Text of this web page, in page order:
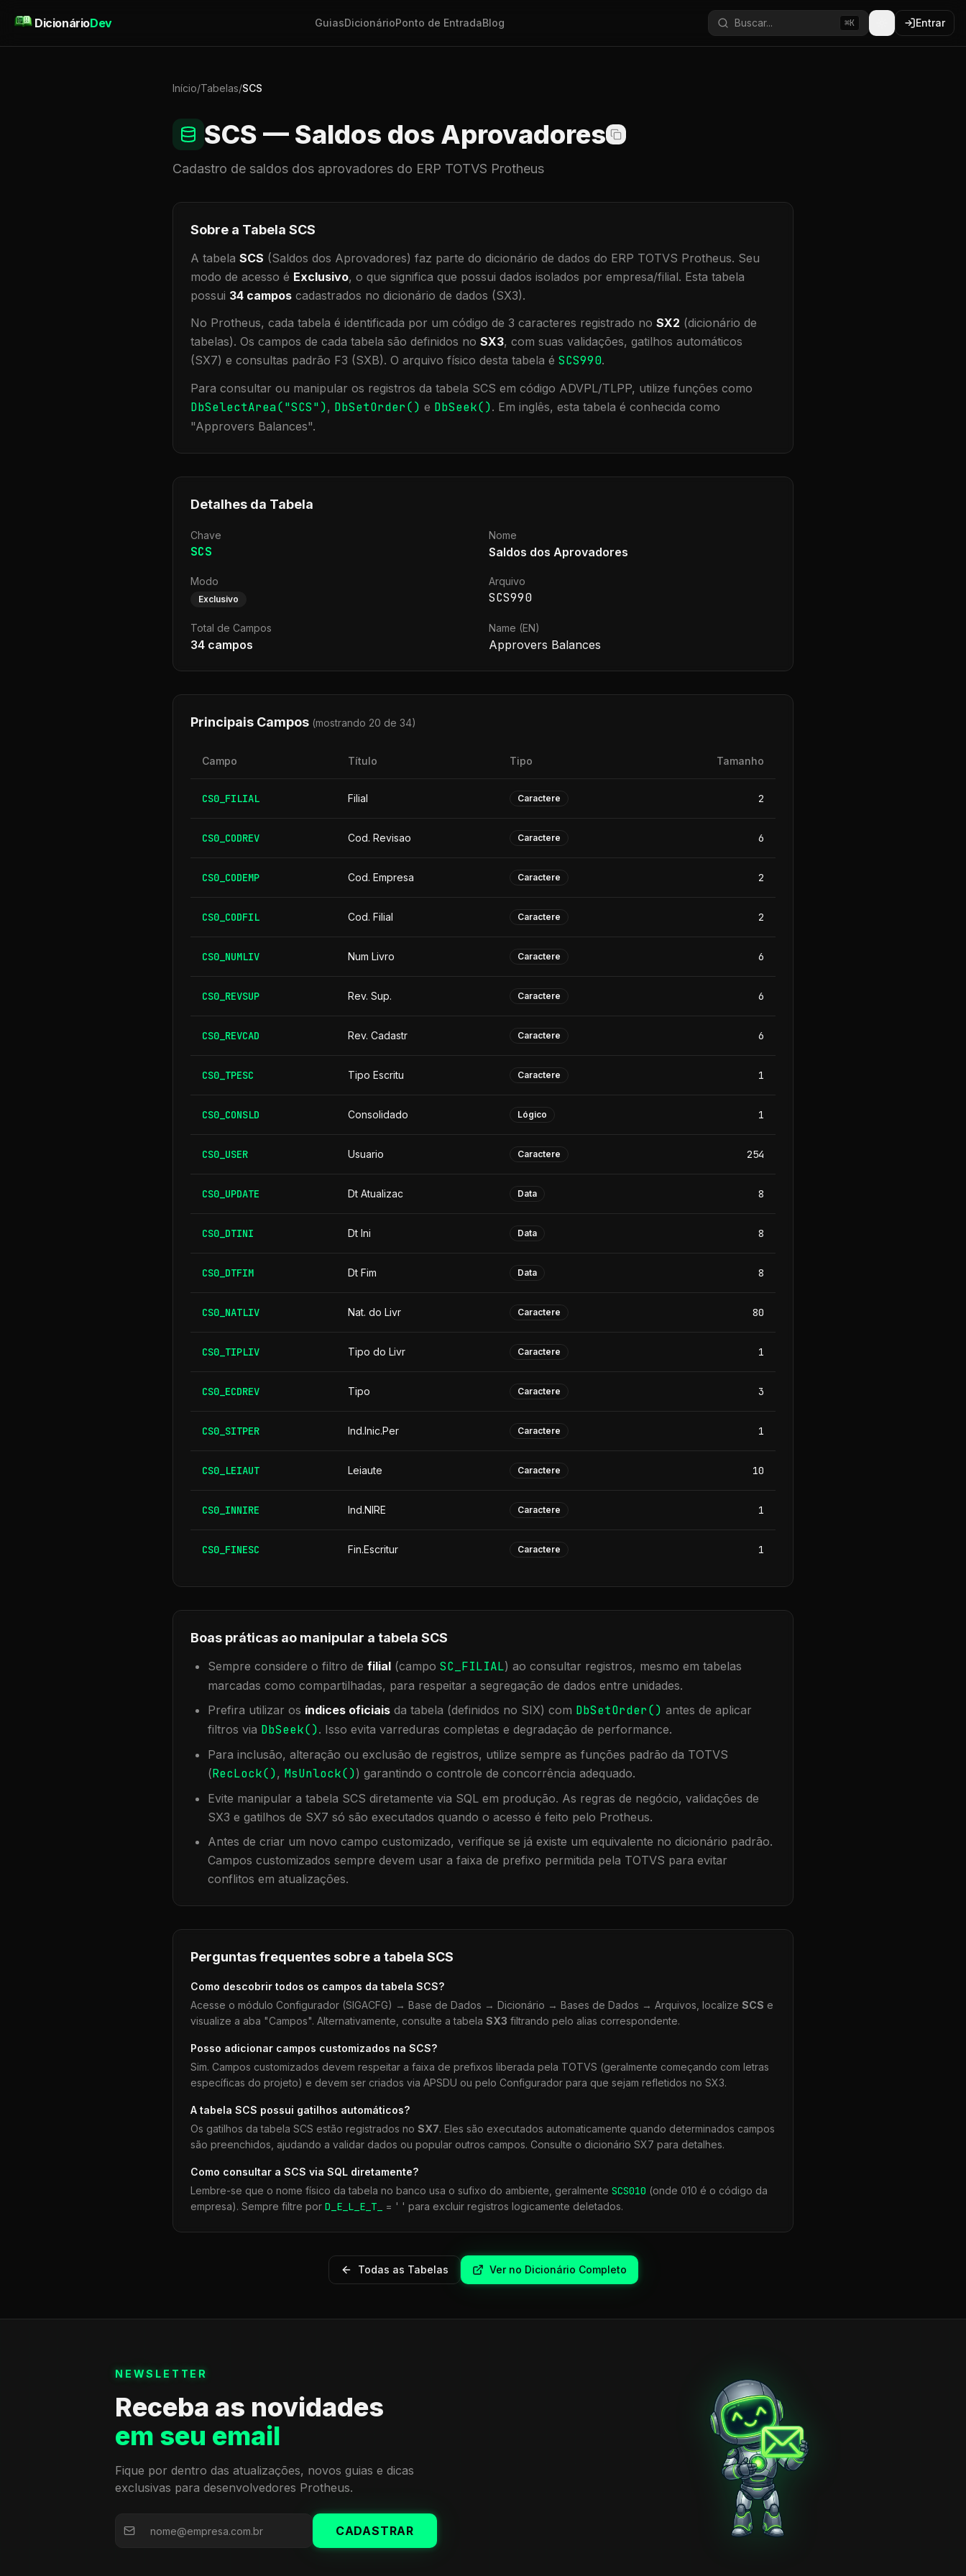
DicionárioDev GuiasDicionárioPonto de EntradaBlog Buscar... ⌘K Entrar
Início/Tabelas/SCS
SCS — Saldos dos Aprovadores
Cadastro de saldos dos aprovadores do ERP TOTVS Protheus
Sobre a Tabela SCS
A tabela SCS (Saldos dos Aprovadores) faz parte do dicionário de dados do ERP TOTVS Protheus. Seu
modo de acesso é Exclusivo, o que significa que possui dados isolados por empresa/filial. Esta tabela
possui 34 campos cadastrados no dicionário de dados (SX3).
No Protheus, cada tabela é identificada por um código de 3 caracteres registrado no SX2 (dicionário de
tabelas). Os campos de cada tabela são definidos no SX3, com suas validações, gatilhos automáticos
(SX7) e consultas padrão F3 (SXB). O arquivo físico desta tabela é SCS990.
Para consultar ou manipular os registros da tabela SCS em código ADVPL/TLPP, utilize funções como
DbSelectArea("SCS"), DbSetOrder() e DbSeek(). Em inglês, esta tabela é conhecida como
"Approvers Balances".
Detalhes da Tabela
Chave
SCS
Nome
Saldos dos Aprovadores
Modo
Exclusivo
Arquivo
SCS990
Total de Campos
34 campos
Name (EN)
Approvers Balances
Principais Campos (mostrando 20 de 34)
Campo Título Tipo Tamanho
CS0_FILIAL Filial Caractere 2
CS0_CODREV Cod. Revisao Caractere 6
CS0_CODEMP Cod. Empresa Caractere 2
CS0_CODFIL Cod. Filial Caractere 2
CS0_NUMLIV Num Livro Caractere 6
CS0_REVSUP Rev. Sup. Caractere 6
CS0_REVCAD Rev. Cadastr Caractere 6
CS0_TPESC Tipo Escritu Caractere 1
CS0_CONSLD Consolidado Lógico 1
CS0_USER Usuario Caractere 254
CS0_UPDATE Dt Atualizac Data 8
CS0_DTINI Dt Ini Data 8
CS0_DTFIM Dt Fim Data 8
CS0_NATLIV Nat. do Livr Caractere 80
CS0_TIPLIV Tipo do Livr Caractere 1
CS0_ECDREV Tipo Caractere 3
CS0_SITPER Ind.Inic.Per Caractere 1
CS0_LEIAUT Leiaute Caractere 10
CS0_INNIRE Ind.NIRE Caractere 1
CS0_FINESC Fin.Escritur Caractere 1
Boas práticas ao manipular a tabela SCS
Sempre considere o filtro de filial (campo SC_FILIAL) ao consultar registros, mesmo em tabelas
marcadas como compartilhadas, para respeitar a segregação de dados entre unidades.
Prefira utilizar os índices oficiais da tabela (definidos no SIX) com DbSetOrder() antes de aplicar
filtros via DbSeek(). Isso evita varreduras completas e degradação de performance.
Para inclusão, alteração ou exclusão de registros, utilize sempre as funções padrão da TOTVS
(RecLock(), MsUnlock()) garantindo o controle de concorrência adequado.
Evite manipular a tabela SCS diretamente via SQL em produção. As regras de negócio, validações de
SX3 e gatilhos de SX7 só são executados quando o acesso é feito pelo Protheus.
Antes de criar um novo campo customizado, verifique se já existe um equivalente no dicionário padrão.
Campos customizados sempre devem usar a faixa de prefixo permitida pela TOTVS para evitar
conflitos em atualizações.
Perguntas frequentes sobre a tabela SCS
Como descobrir todos os campos da tabela SCS?
Acesse o módulo Configurador (SIGACFG) → Base de Dados → Dicionário → Bases de Dados → Arquivos, localize SCS e
visualize a aba "Campos". Alternativamente, consulte a tabela SX3 filtrando pelo alias correspondente.
Posso adicionar campos customizados na SCS?
Sim. Campos customizados devem respeitar a faixa de prefixos liberada pela TOTVS (geralmente começando com letras
específicas do projeto) e devem ser criados via APSDU ou pelo Configurador para que sejam refletidos no SX3.
A tabela SCS possui gatilhos automáticos?
Os gatilhos da tabela SCS estão registrados no SX7. Eles são executados automaticamente quando determinados campos
são preenchidos, ajudando a validar dados ou popular outros campos. Consulte o dicionário SX7 para detalhes.
Como consultar a SCS via SQL diretamente?
Lembre-se que o nome físico da tabela no banco usa o sufixo do ambiente, geralmente SCS010 (onde 010 é o código da
empresa). Sempre filtre por D_E_L_E_T_ = ' ' para excluir registros logicamente deletados.
Todas as Tabelas Ver no Dicionário Completo
NEWSLETTER
Receba as novidades
em seu email
Fique por dentro das atualizações, novos guias e dicas
exclusivas para desenvolvedores Protheus.
CADASTRAR